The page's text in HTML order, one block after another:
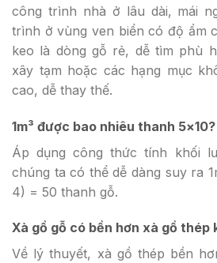
công trình nhà ở lâu dài, mái
trình ở vùng ven biển có độ ẩm
keo là dòng gỗ rẻ, dễ tìm phù
xây tạm hoặc các hạng mục
cao, dễ thay thế.
1m³ được bao nhiêu thanh 5×10?
Áp dụng công thức tính khối
chúng ta có thể dễ dàng suy ra
4) = 50 thanh gỗ.
Xà gồ gỗ có bền hơn xà gồ thép
Về lý thuyết, xà gồ thép bền